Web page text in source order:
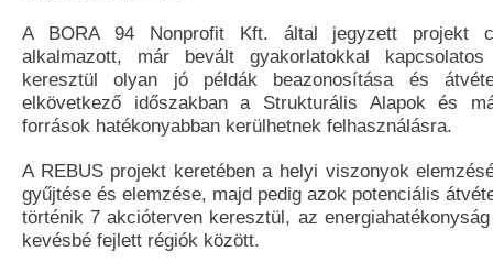
A BORA 94 Nonprofit Kft. által jegyzett projekt
alkalmazott, már bevált gyakorlatokkal kapcsolatos
keresztül olyan jó példák beazonosítása és
elkövetkező időszakban a Strukturális Alapok és
források hatékonyabban kerülhetnek felhasználásra.
A REBUS projekt keretében a helyi viszonyok
gyűjtése és elemzése, majd pedig azok potenciális
történik 7 akcióterven keresztül, az
kevésbé fejlett régiók között.